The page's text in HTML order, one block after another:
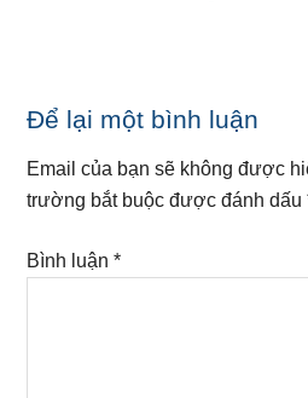
Reader
Interactions
Để lại một bình luận
Email của bạn sẽ không được
trường bắt buộc được đánh dấu
Bình luận*